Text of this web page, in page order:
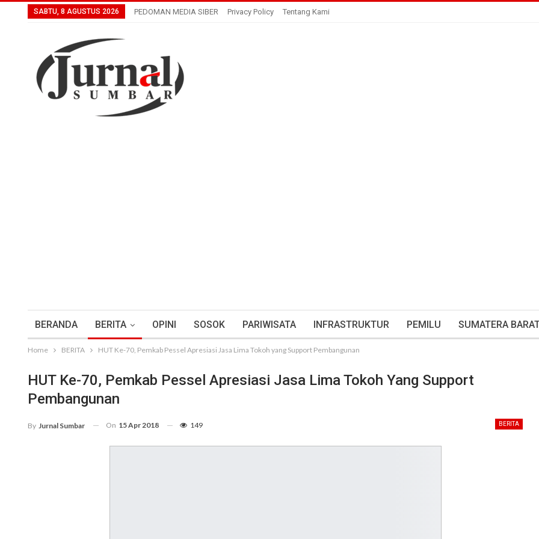
SABTU, 8 AGUSTUS 2026 PEDOMAN MEDIA SIBER Privacy Policy Tentang Kami
BERANDA BERITA OPINI SOSOK PARIWISATA INFRASTRUKTUR PEMILU SUMATERA
Home BERITA HUT Ke-70, Pemkab Pessel Apresiasi Jasa Lima Tokoh yang Support Pembangunan
HUT Ke-70, Pemkab Pessel Apresiasi Jasa Lima Tokoh Yang Support
Pembangunan
BERITA
By Jurnal Sumbar On 15 Apr 2018 149